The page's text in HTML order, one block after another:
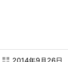
2014年9月26日